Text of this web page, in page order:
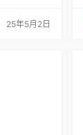
站内一键微
让用户体验
25年5月2日